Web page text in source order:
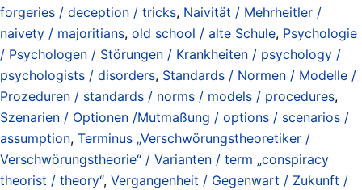
forgeries / deception / tricks, Naivität / Mehrheitler /
naivety / majoritians, old school / alte Schule, Psychologie
/ Psychologen / Störungen / Krankheiten / psychology /
psychologists / disorders, Standards / Normen / Modelle /
Prozeduren / standards / norms / models / procedures,
Szenarien / Optionen /Mutmaßung / options / scenarios /
assumption, Terminus „Verschwörungstheoretiker /
Verschwörungstheorie“ / Varianten / term „conspiracy
theorist / theory“, Vergangenheit / Gegenwart / Zukunft /